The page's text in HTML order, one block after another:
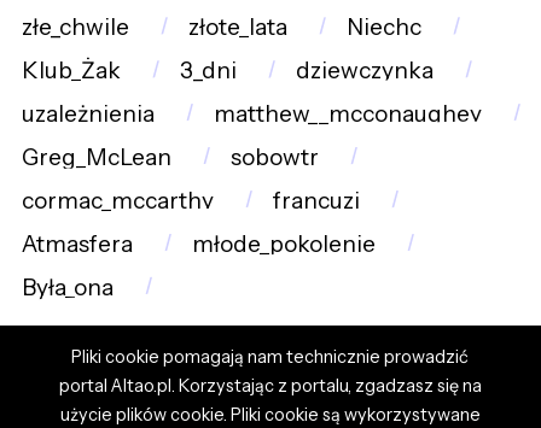
złe_chwile
złote_lata
Niechc
Klub_Żak
3_dni
dziewczynka
uzależnienia
matthew__mcconaughey
Greg_McLean
sobowtr
cormac_mccarthy
francuzi
Atmasfera
młode_pokolenie
Była_ona
Pliki cookie pomagają nam technicznie prowadzić
portal Altao.pl. Korzystając z portalu, zgadzasz się na
użycie plików cookie. Pliki cookie są wykorzystywane